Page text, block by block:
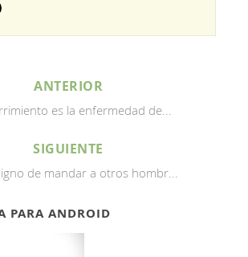
ANTERIOR
es la enfermedad de...
SIGUIENTE
de mandar a otros hombr...
PARA ANDROID